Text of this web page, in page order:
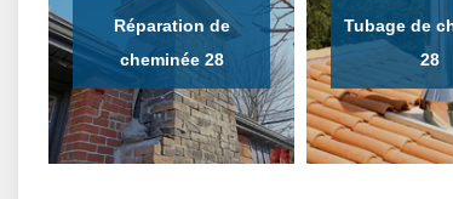
Réparation de
cheminée 28
Tubage de
28